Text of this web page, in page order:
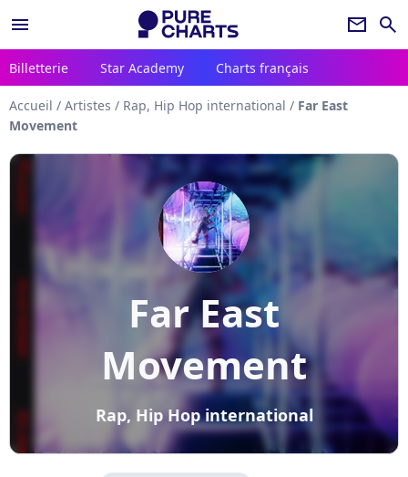
menu newsletter search
Billetterie Star Academy Charts français
Accueil / Artistes / Rap, Hip Hop international / Far East
Movement
Far East
Movement
Rap, Hip Hop international